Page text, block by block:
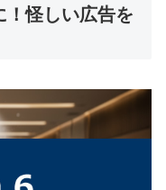
！怪しい広告を